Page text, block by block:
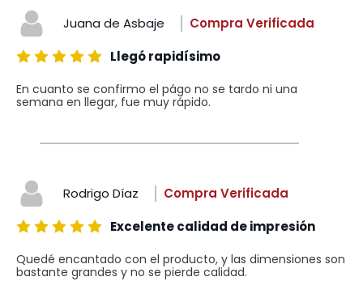
Juana de Asbaje
Compra Verificada
Llegó rapidísimo
En cuanto se confirmo el págo no se tardo ni una
semana en llegar, fue muy rápido.
Rodrigo Díaz
Compra Verificada
Excelente calidad de impresión
Quedé encantado con el producto, y las dimensiones son
bastante grandes y no se pierde calidad.